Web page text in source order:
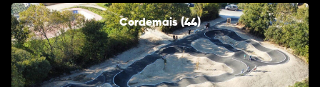
Cordemais (44)